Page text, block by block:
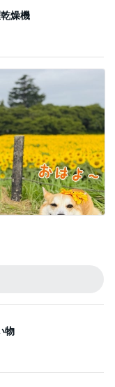
燥機
物